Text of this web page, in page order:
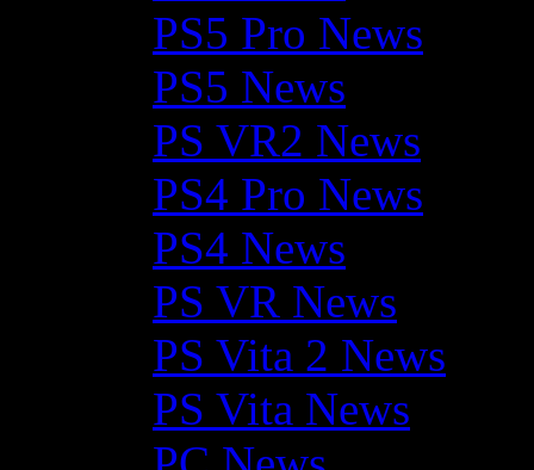
PS5 Pro News
PS5 News
PS VR2 News
PS4 Pro News
PS4 News
PS VR News
PS Vita 2 News
PS Vita News